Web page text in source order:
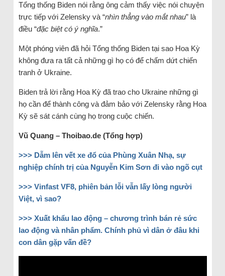
Tổng thống Biden nói rằng ông cảm thấy việc nói chuyện
trực tiếp với Zelensky và “nhìn thẳng vào mắt nhau” là
điều “đặc biệt có ý nghĩa.”
Một phóng viên đã hỏi Tổng thống Biden tại sao Hoa Kỳ
không đưa ra tất cả những gì họ có để chấm dứt chiến
tranh ở Ukraine.
Biden trả lời rằng Hoa Kỳ đã trao cho Ukraine những gì
họ cần để thành công và đảm bảo với Zelensky rằng Hoa
Kỳ sẽ sát cánh cùng họ trong cuộc chiến.
Vũ Quang – Thoibao.de (Tổng hợp)
>>> Dẫm lên vết xe đổ của Phùng Xuân Nhạ, sự
nghiệp chính trị của Nguyễn Kim Sơn đi vào ngõ cụt
>>> Vinfast VF8, phiên bản lỗi vẫn lấy lòng người
Việt, vì sao?
>>> Xuất khẩu lao động – chương trình bán rẻ sức
lao động và nhân phẩm. Chính phủ vì dân ở đâu khi
con dân gặp vấn đề?